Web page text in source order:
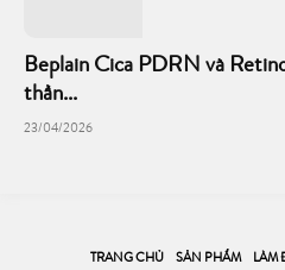
Beplain Cica PDRN và
thần...
23/04/2026
TRANG CHỦ SẢN PHẨM LÀM